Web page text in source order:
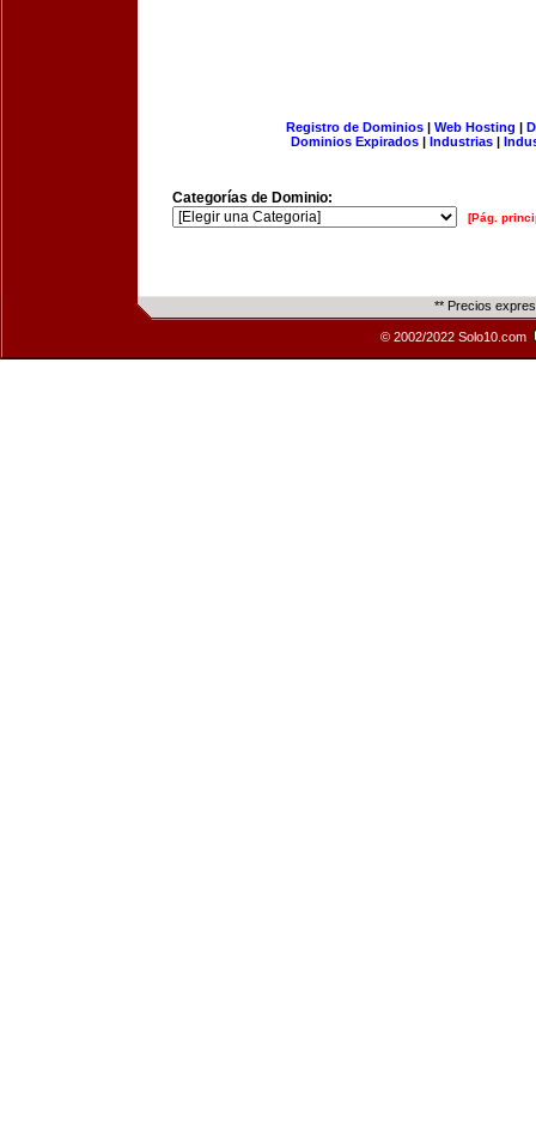
Registro de Dominios| Web Hosting |
Dominios Expirados | Industrias |
Categorías de Dominio:
[Pág.
** Precios
© 2002/2022 Solo10.com